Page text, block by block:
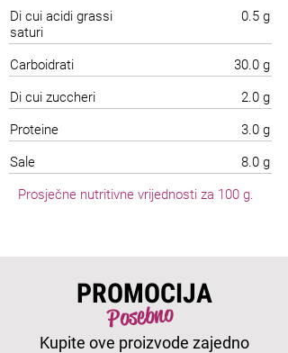
Di cui acidi grassi
saturi
0.5 g
Carboidrati
30.0 g
Di cui zuccheri
2.0 g
Proteine
3.0 g
Sale
8.0 g
Prosječne nutritivne vrijednosti za 100 g.
PROMOCIJA
Posebno
Kupite ove proizvode zajedno